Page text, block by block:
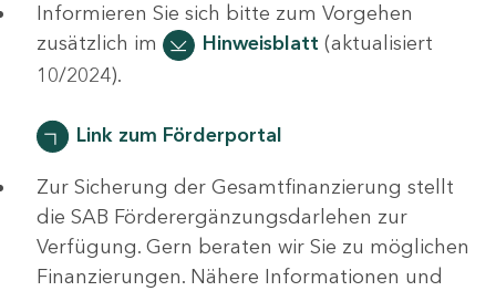
Informieren Sie sich bitte zum Vorgehen
zusätzlich im
Hinweisblatt (aktualisiert
10/2024).
Link zum Förderportal
Zur Sicherung der Gesamtfinanzierung stellt
die SAB Förderergänzungsdarlehen zur
Verfügung. Gern beraten wir Sie zu möglichen
Finanzierungen. Nähere Informationen und